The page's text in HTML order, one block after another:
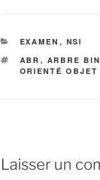
CATÉGORIES
EXAMEN , NSI
ÉTIQUETTES
ABR , ARBRE
ORIENTÉ OBJET
Laisser un